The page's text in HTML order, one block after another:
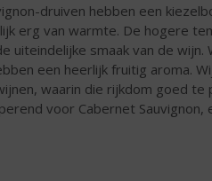
druiven hebben een
erg van warmte. De hogere
uiteindelijke smaak van de
een heerlijk fruitig aroma.
waarin die rijkdom goed
voor Cabernet Sauvignon,